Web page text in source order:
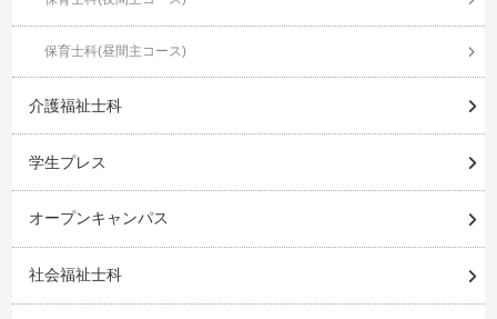
保育士科(昼間主コース)
介護福祉士科
学生プレス
オープンキャンパス
社会福祉士科